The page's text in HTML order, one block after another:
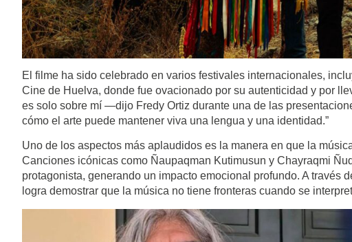
El filme ha sido celebrado en varios festivales internacionales,
Cine de Huelva, donde fue ovacionado por su autenticidad y por
es solo sobre mí —dijo Fredy Ortiz durante una de las
cómo el arte puede mantener viva una lengua y una identidad.”
Uno de los aspectos más aplaudidos es la manera en que la
Canciones icónicas como Ñaupaqman Kutimusun y Chayraqmi
protagonista, generando un impacto emocional profundo. A
logra demostrar que la música no tiene fronteras cuando se